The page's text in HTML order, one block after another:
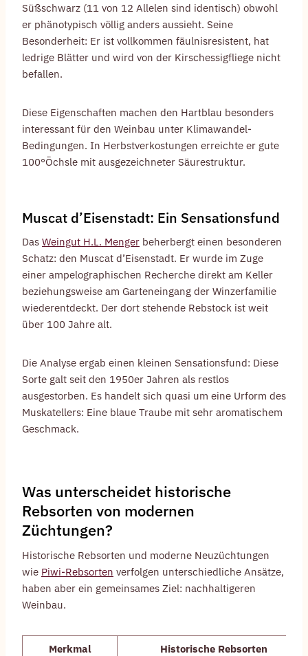
Süßschwarz (11 von 12 Allelen sind identisch) obwohl
er phänotypisch völlig anders aussieht. Seine
Besonderheit: Er ist vollkommen fäulnisresistent, hat
ledrige Blätter und wird von der Kirschessigfliege nicht
befallen.
Diese Eigenschaften machen den Hartblau besonders
interessant für den Weinbau unter Klimawandel-
Bedingungen. In Herbstverkostungen erreichte er gute
100°Öchsle mit ausgezeichneter Säurestruktur.
Muscat d’Eisenstadt: Ein Sensationsfund
Das Weingut H.L. Menger beherbergt einen besonderen
Schatz: den Muscat d’Eisenstadt. Er wurde im Zuge
einer ampelographischen Recherche direkt am Keller
beziehungsweise am Garteneingang der Winzerfamilie
wiederentdeckt. Der dort stehende Rebstock ist weit
über 100 Jahre alt.
Die Analyse ergab einen kleinen Sensationsfund: Diese
Sorte galt seit den 1950er Jahren als restlos
ausgestorben. Es handelt sich quasi um eine Urform des
Muskatellers: Eine blaue Traube mit sehr aromatischem
Geschmack.
Was unterscheidet historische
Rebsorten von modernen
Züchtungen?
Historische Rebsorten und moderne Neuzüchtungen
wie Piwi-Rebsorten verfolgen unterschiedliche Ansätze,
haben aber ein gemeinsames Ziel: nachhaltigeren
Weinbau.
Merkmal Historische Rebsorten